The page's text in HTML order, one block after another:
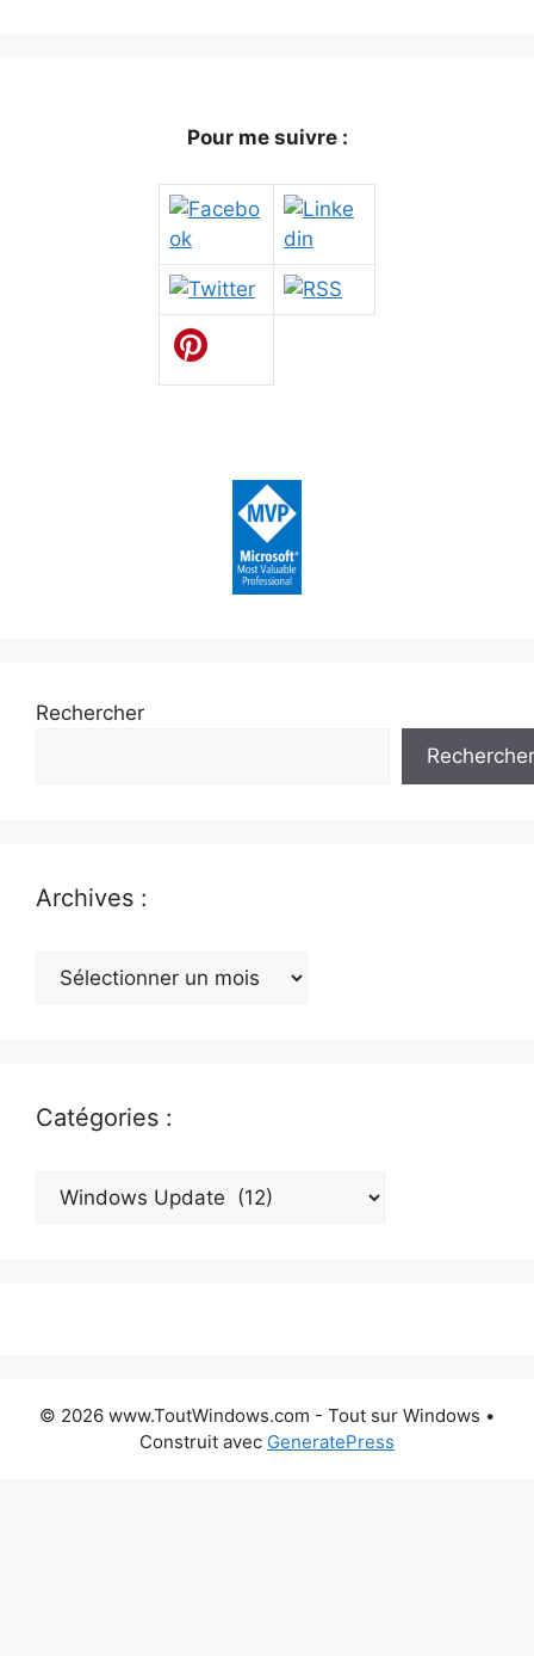
Pour me suivre :
Rechercher
Rechercher
Archives :
Archives
Catégories :
Catégories
© 2026 www.ToutWindows.com - Tout sur Windows •
Construit avec GeneratePress